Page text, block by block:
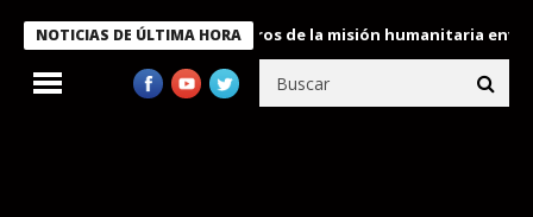
NOTICIAS DE ÚLTIMA HORA
condecora a miembros de la misión humanitaria enviada a